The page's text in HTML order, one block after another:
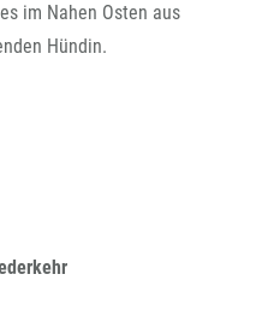
im Nahen Osten aus
Hündin.